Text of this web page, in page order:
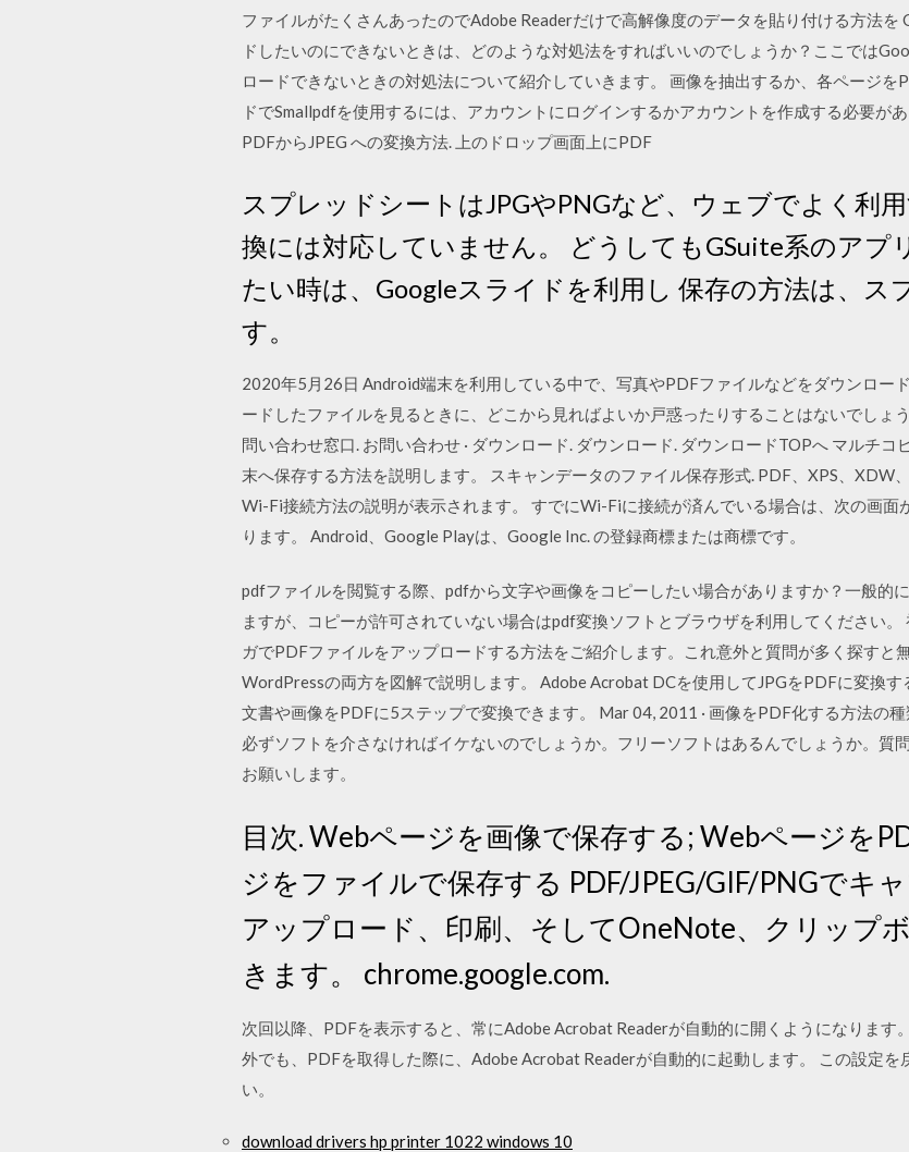
ファイルがたくさんあったのでAdobe Readerだけで高解像度のデータを貼り付ける方法
ドしたいのにできないときは、どのような対処法をすればいいのでしょうか？ここでは
ロードできないときの対処法について紹介していきます。 画像を抽出するか、各ページを
ドでSmallpdfを使用するには、アカウントにログインするかアカウントを作成する必要が
PDFからJPEG への変換方法. 上のドロップ画面上にPDF
スプレッドシートはJPGやPNGなど、ウェブでよく利
換には対応していません。 どうしてもGSuite系のアプ
たい時は、Googleスライドを利用し 保存の方法は、ス
す。
2020年5月26日 Android端末を利用している中で、写真やPDFファイルなどをダウンロー
ードしたファイルを見るときに、どこから見ればよいか戸惑ったりすることはないでしょ
問い合わせ窓口. お問い合わせ · ダウンロード. ダウンロード. ダウンロードTOPへ マルチ
末へ保存する方法を説明します。 スキャンデータのファイル保存形式. PDF、XPS、XDW
Wi-Fi接続方法の説明が表示されます。 すでにWi-Fiに接続が済んでいる場合は、次の画面
ります。 Android、Google Playは、Google Inc. の登録商標または商標です。
pdfファイルを閲覧する際、pdfから文字や画像をコピーしたい場合がありますか？一般的
ますが、コピーが許可されていない場合はpdf変換ソフトとブラウザを利用してください
ガでPDFファイルをアップロードする方法をご紹介します。これ意外と質問が多く探すと
WordPressの両方を図解で説明します。 Adobe Acrobat DCを使用してJPGをPDFに変換
文書や画像をPDFに5ステップで変換できます。 Mar 04, 2011 · 画像をPDF化する方法の
必ずソフトを介さなければイケないのでしょうか。フリーソフトはあるんでしょうか。質
お願いします。
目次. Webページを画像で保存する; Webページを
ジをファイルで保存する PDF/JPEG/GIF/PNGでキ
アップロード、印刷、そしてOneNote、クリップ
きます。 chrome.google.com.
次回以降、PDFを表示すると、常にAdobe Acrobat Readerが自動的に開くようになります
外でも、PDFを取得した際に、Adobe Acrobat Readerが自動的に起動します。 この設定
い。
download drivers hp printer 1022 windows 10